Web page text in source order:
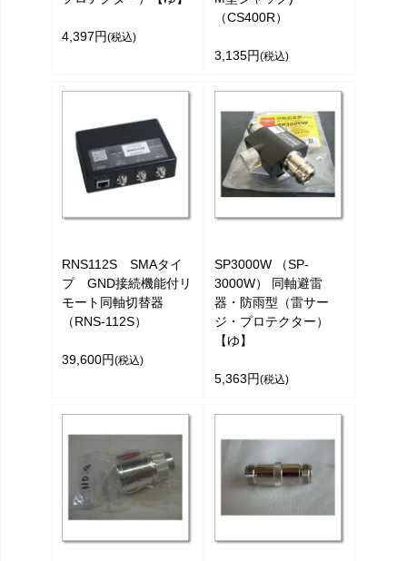
4,397円(税込)
（CS400R）
3,135円(税込)
RNS112S SMAタイ
プ GND接続機能付リ
モート同軸切替器
（RNS-112S）
39,600円(税込)
SP3000W （SP-
3000W） 同軸避雷
器・防雨型（雷サー
ジ・プロテクター）
【ゆ】
5,363円(税込)